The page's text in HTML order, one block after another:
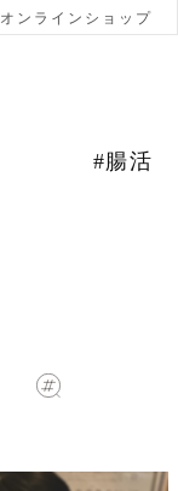
オンラインショップ
#腸活